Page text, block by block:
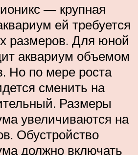
— крупная
ей требуется
размеров. Для юной
аквариум объемом
Но по мере роста
сменить на
Размеры
увеличиваются на
Обустройство
должно включать